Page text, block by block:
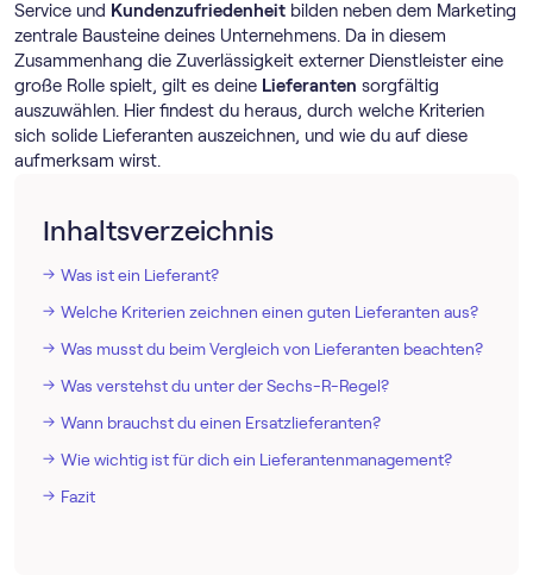
Service und Kundenzufriedenheit bilden neben dem Marketing
zentrale Bausteine deines Unternehmens. Da in diesem
Zusammenhang die Zuverlässigkeit externer Dienstleister eine
große Rolle spielt, gilt es deine Lieferanten sorgfältig
auszuwählen. Hier findest du heraus, durch welche Kriterien
sich solide Lieferanten auszeichnen, und wie du auf diese
aufmerksam wirst.
Inhaltsverzeichnis
Was ist ein Lieferant?
Welche Kriterien zeichnen einen guten Lieferanten aus?
Was musst du beim Vergleich von Lieferanten beachten?
Was verstehst du unter der Sechs-R-Regel?
Wann brauchst du einen Ersatzlieferanten?
Wie wichtig ist für dich ein Lieferantenmanagement?
Fazit